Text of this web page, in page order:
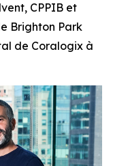
CPPIB et
Brighton Park
de Coralogix à